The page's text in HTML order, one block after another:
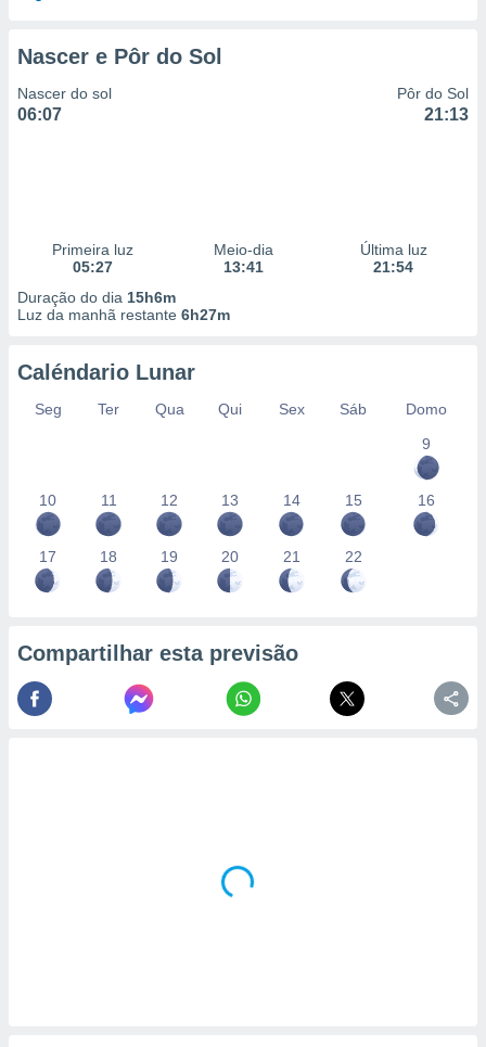
Nascer e Pôr do Sol
Nascer do sol
06:07
Pôr do Sol
21:13
Primeira luz
05:27
Meio-dia
13:41
Última luz
21:54
Duração do dia 15h6m
Luz da manhã restante 6h27m
Caléndario Lunar
Seg Ter Qua Qui Sex Sáb
Domo
9
10 11 12 13 14 15 16
17 18 19 20 21 22
Compartilhar esta previsão